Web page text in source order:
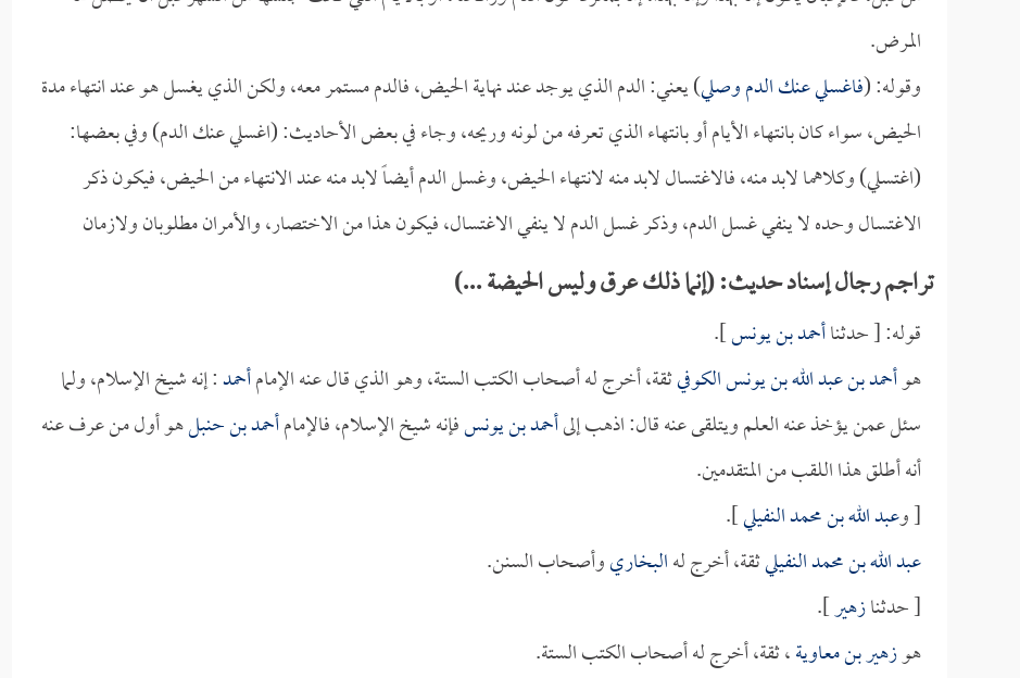
المرض.
وقوله: (فاغسلي عنك الدم وصلي) يعني: الدم الذي يوجد عند نهاية الحيض، فالدم مستمر معه، ولكن الذي يغسل هو عند انتهاء مدة
الحيض، سواء كان بانتهاء الأيام أو بانتهاء الذي تعرفه من لونه وريحه، وجاء في بعض الأحاديث: (اغسلي عنك الدم) وفي بعضها:
(اغتسلي) وكلاهما لابد منه، فالاغتسال لابد منه لانتهاء الحيض، وغسل الدم أيضاً لابد منه عند الانتهاء من الحيض، فيكون ذكر
الاغتسال وحده لا ينفي غسل الدم، وذكر غسل الدم لا ينفي الاغتسال، فيكون هذا من الاختصار، والأمران مطلوبان ولازمان
تراجم رجال إسناد حديث: (إنما ذلك عرق وليس الحيضة ...)
قوله: [ حدثناأحمد بن يونس].
هوأحمد بن عبد الله بن يونس الكوفيثقة، أخرج له أصحاب الكتب الستة، وهو الذي قال عنه الإمامأحمد: إنه شيخ الإسلام، ولما
سئل عمن يؤخذ عنه العلم ويتلقى عنه قال: اذهب إلىأحمد بن يونسفإنه شيخ الإسلام، فالإمامأحمد بن حنبلهو أول من عرف عنه
أنه أطلق هذا اللقب من المتقدمين.
[ وعبد الله بن محمد النفيلي].
عبد الله بن محمد النفيليثقة، أخرج لهالبخاريوأصحاب السنن.
[ حدثنازهير].
هوزهير بن معاوية، ثقة، أخرج له أصحاب الكتب الستة.